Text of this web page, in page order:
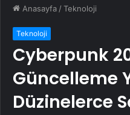
Anasayfa /Teknoloji
Teknoloji
Cyberpunk
Güncelleme
Düzinelerce